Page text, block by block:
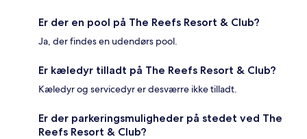
Er der en pool på The Reefs Resort & Club?
Ja, der findes en udendørs pool.
Er kæledyr tilladt på The Reefs Resort & Club?
Kæledyr og servicedyr er desværre ikke tilladt.
Er der parkeringsmuligheder på stedet ved The
Reefs Resort & Club?